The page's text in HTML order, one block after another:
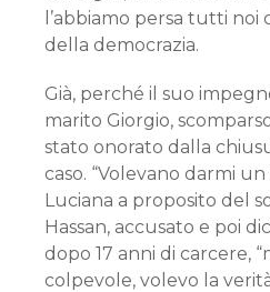
l’abbiamo persa tutti noi
della democrazia.
Già, perché il suo
marito Giorgio,
stato onorato dalla
caso. “Volevano darmi
Luciana a proposito del
Hassan, accusato e poi
dopo 17 anni di carcere,
colpevole, volevo la